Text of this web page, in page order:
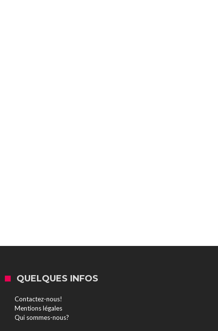
QUELQUES INFOS
Contactez-nous!
Mentions légales
Qui sommes-nous?